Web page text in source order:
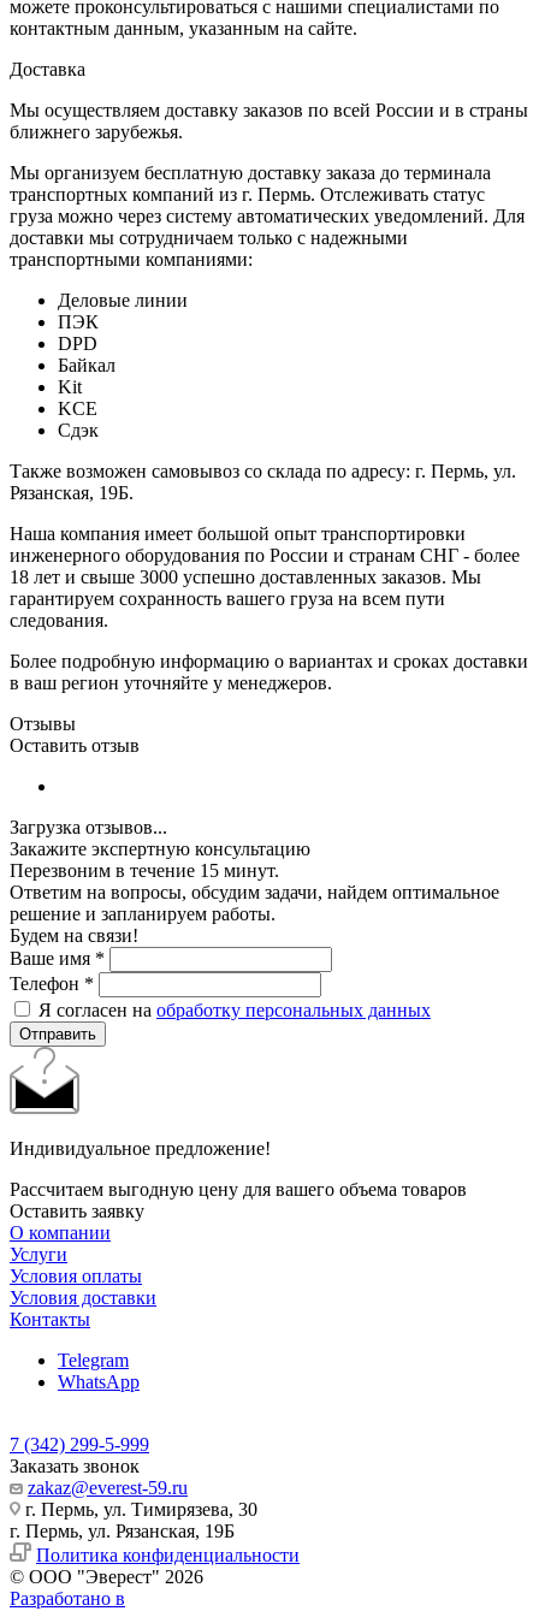
можете проконсультироваться с нашими специалистами по
контактным данным, указанным на сайте.
Доставка
Мы осуществляем доставку заказов по всей России и в страны
ближнего зарубежья.
Мы организуем бесплатную доставку заказа до терминала
транспортных компаний из г. Пермь. Отслеживать статус
груза можно через систему автоматических уведомлений. Для
доставки мы сотрудничаем только с надежными
транспортными компаниями:
Деловые линии
ПЭК
DPD
Байкал
Kit
KCE
Сдэк
Также возможен самовывоз со склада по адресу: г. Пермь, ул.
Рязанская, 19Б.
Наша компания имеет большой опыт транспортировки
инженерного оборудования по России и странам СНГ - более
18 лет и свыше 3000 успешно доставленных заказов. Мы
гарантируем сохранность вашего груза на всем пути
следования.
Более подробную информацию о вариантах и сроках доставки
в ваш регион уточняйте у менеджеров.
Отзывы
Оставить отзыв
Загрузка отзывов...
Закажите экспертную консультацию
Перезвоним в течение 15 минут.
Ответим на вопросы, обсудим задачи, найдем оптимальное
решение и запланируем работы.
Будем на связи!
Ваше имя *
Телефон *
Я согласен на обработку персональных данных
Отправить
Индивидуальное предложение!
Рассчитаем выгодную цену для вашего объема товаров
Оставить заявку
О компании
Услуги
Условия оплаты
Условия доставки
Контакты
Telegram
WhatsApp
7 (342) 299-5-999
Заказать звонок
zakaz@everest-59.ru
г. Пермь, ул. Тимирязева, 30
г. Пермь, ул. Рязанская, 19Б
Политика конфиденциальности
© ООО "Эверест" 2026
Разработано в